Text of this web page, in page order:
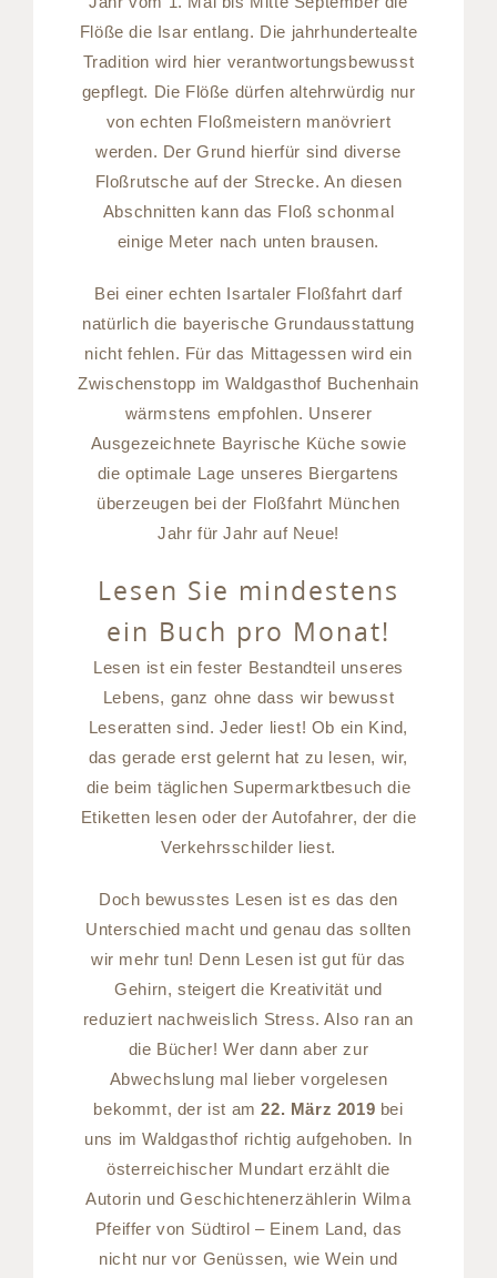
Flöße die Isar entlang. Die jahrhundertealte
Tradition wird hier verantwortungsbewusst
gepflegt. Die Flöße dürfen altehrwürdig nur
von echten Floßmeistern manövriert
werden. Der Grund hierfür sind diverse
Floßrutsche auf der Strecke. An diesen
Abschnitten kann das Floß schonmal
einige Meter nach unten brausen.
Bei einer echten Isartaler Floßfahrt darf
natürlich die bayerische Grundausstattung
nicht fehlen. Für das Mittagessen wird ein
Zwischenstopp im Waldgasthof Buchenhain
wärmstens empfohlen. Unserer
Ausgezeichnete Bayrische Küche sowie
die optimale Lage unseres Biergartens
überzeugen bei der Floßfahrt München
Jahr für Jahr auf Neue!
Lesen Sie mindestens
ein Buch pro Monat!
Lesen ist ein fester Bestandteil unseres
Lebens, ganz ohne dass wir bewusst
Leseratten sind. Jeder liest! Ob ein Kind,
das gerade erst gelernt hat zu lesen, wir,
die beim täglichen Supermarktbesuch die
Etiketten lesen oder der Autofahrer, der die
Verkehrsschilder liest.
Doch bewusstes Lesen ist es das den
Unterschied macht und genau das sollten
wir mehr tun! Denn Lesen ist gut für das
Gehirn, steigert die Kreativität und
reduziert nachweislich Stress. Also ran an
die Bücher! Wer dann aber zur
Abwechslung mal lieber vorgelesen
bekommt, der ist am22. März 2019 bei
uns im Waldgasthof richtig aufgehoben. In
österreichischer Mundart erzählt die
Autorin und Geschichtenerzählerin Wilma
Pfeiffer von Südtirol – Einem Land, das
nicht nur vor Genüssen, wie Wein und